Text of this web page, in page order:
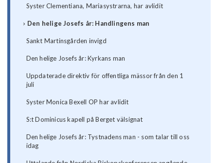
Syster Clementiana, Mariasystrarna, har avlidit
Den helige Josefs år: Handlingens man
Sankt Martinsgården invigd
Den helige Josefs år: Kyrkans man
Uppdaterade direktiv för offentliga mässor från den 1
juli
Syster Monica Bexell OP har avlidit
S:t Dominicus kapell på Berget välsignat
Den helige Josefs år: Tystnadens man - som talar till oss
idag